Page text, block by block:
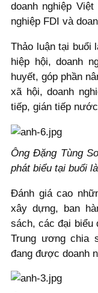
doanh nghiệp
nghiệp FDI và
Thảo luận tại buổi
hiệp hội, doanh
huyết, góp phần
xã hội, doanh
tiếp, gián tiếp
Ông Đặng Tùng
phát biểu tại buổi
Đánh giá cao
xây dựng, ban
sách, các đại biểu
Trung ương chia
đang được doanh